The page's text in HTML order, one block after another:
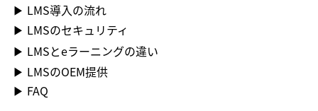
▶ LMS導入の流れ
▶ LMSのセキュリティ
▶ LMSとeラーニングの違い
▶ LMSのOEM提供
▶ FAQ